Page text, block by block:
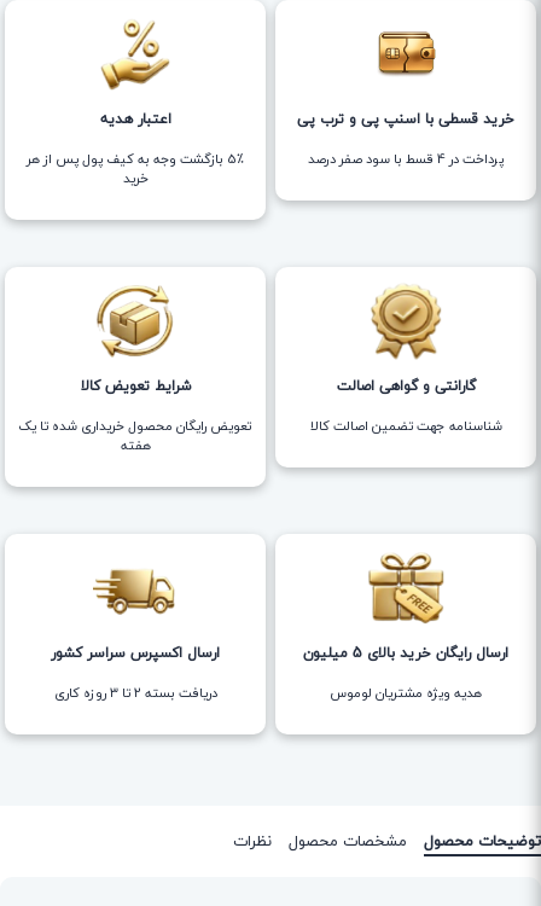
خرید قسطی با اسنپ پی و ترب پی
پرداخت در 4 قسط با سود صفر درصد
اعتبار هدیه
5٪ بازگشت وجه به کیف پول پس از هر
خرید
گارانتی و گواهی اصالت
شناسنامه جهت تضمین اصالت کالا
شرایط تعویض کالا
تعویض رایگان محصول خریداری شده تا یک
هفته
ارسال رایگان خرید بالای 5 میلیون
هدیه ویژه مشتریان لوموس
ارسال اکسپرس سراسر کشور
دریافت بسته ۲ تا ۳ روزه کاری
توضیحات محصول مشخصات محصول نظرات